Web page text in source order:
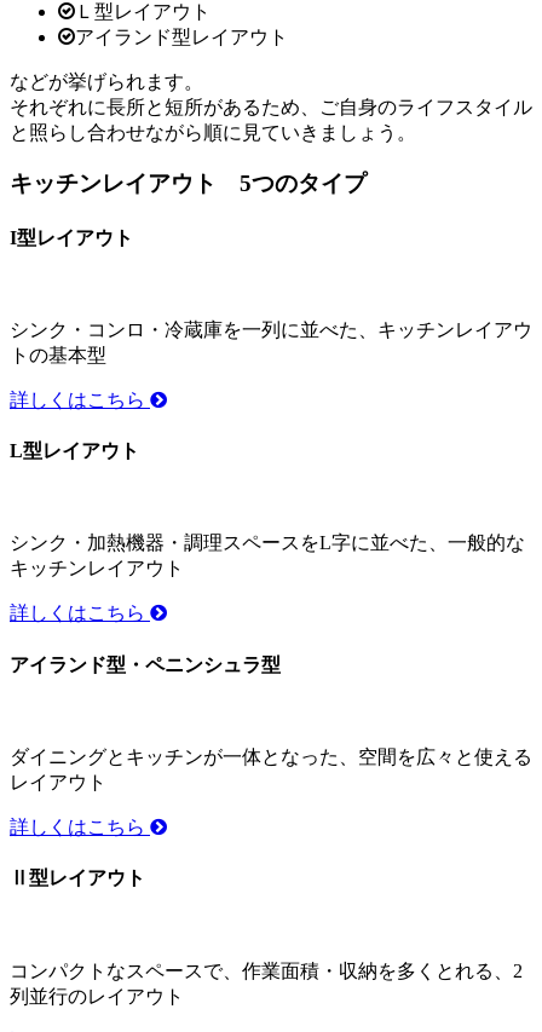
Ｌ型レイアウト
アイランド型レイアウト
などが挙げられます。
それぞれに長所と短所があるため、ご自身のライフスタイル
と照らし合わせながら順に見ていきましょう。
キッチンレイアウト 5つのタイプ
I型レイアウト
シンク・コンロ・冷蔵庫を一列に並べた、キッチンレイアウ
トの基本型
詳しくはこちら
L型レイアウト
シンク・加熱機器・調理スペースをL字に並べた、一般的な
キッチンレイアウト
詳しくはこちら
アイランド型・ペニンシュラ型
ダイニングとキッチンが一体となった、空間を広々と使える
レイアウト
詳しくはこちら
Ⅱ型レイアウト
コンパクトなスペースで、作業面積・収納を多くとれる、2
列並行のレイアウト